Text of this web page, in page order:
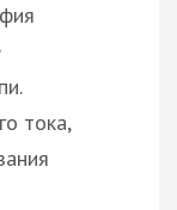
тока,